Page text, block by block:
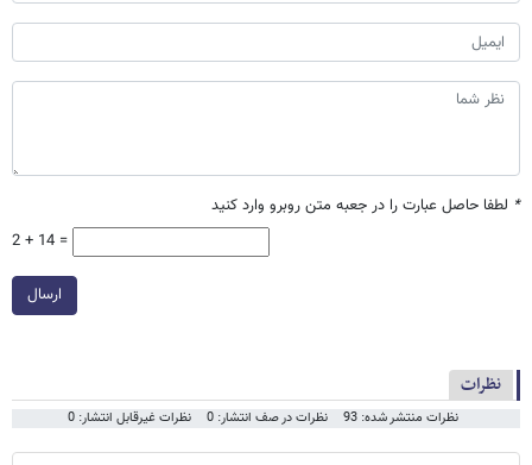
* لطفا حاصل عبارت را در جعبه متن روبرو وارد کنید
2 + 14 =
ارسال
نظرات
نظرات منتشر شده: 93 نظرات در صف انتشار: 0 نظرات غیرقابل انتشار: 0